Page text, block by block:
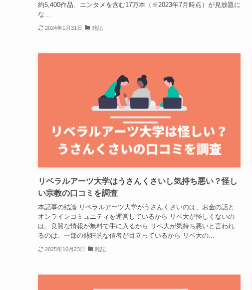
約5,400作品、エンタメを含む17万本（※2023年7月時点）が見放題に
な...
2024年1月31日 雑記
リベラルアーツ大学はうさんくさいし気持ち悪い？怪し
い宗教の口コミを調査
本記事の結論 リベラルアーツ大学がうさんくさいのは、お金の話と
オンラインコミュニティを運営しているから リベ大が怪しくないの
は、良質な情報が無料で手に入るから リベ大が気持ち悪いと言われ
るのは、一部の熱狂的な信者が目立っているから リベ大の...
2025年10月23日 雑記